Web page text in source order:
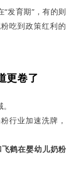
发育期”，有的则
吃到政策红利的
更卷了
行业加速洗牌，
鹤在婴幼儿奶粉